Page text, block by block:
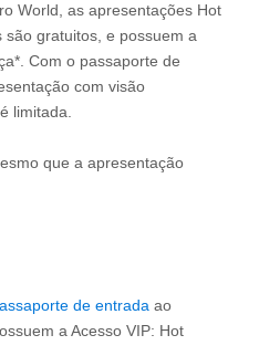
World, as apresentações Hot
gratuitos, e possuem a
Com o passaporte de
com visão
limitada.
que a apresentação
de entrada ao
a Acesso VIP: Hot